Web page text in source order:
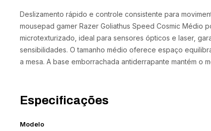
Deslizamento rápido e controle consistente para
mousepad gamer Razer Goliathus Speed Cosmic Médio
microtexturizado, ideal para sensores ópticos e laser,
sensibilidades. O tamanho médio oferece espaço
a mesa. A base emborrachada antiderrapante mantém o
Especificações
Modelo